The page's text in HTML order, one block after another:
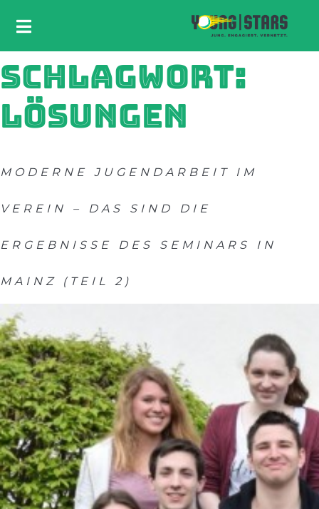
SCHLAGWORT:
LÖSUNGEN
MODERNE JUGENDARBEIT IM
VEREIN – DAS SIND DIE
ERGEBNISSE DES SEMINARS IN
MAINZ (TEIL 2)